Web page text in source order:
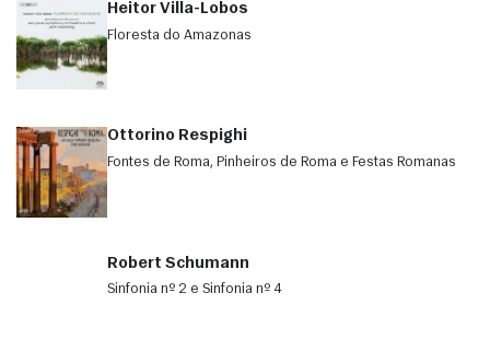
Heitor Villa-Lobos
Floresta do Amazonas
Ottorino Respighi
Fontes de Roma, Pinheiros de Roma e Festas Romanas
Robert Schumann
Sinfonia nº 2 e Sinfonia nº 4